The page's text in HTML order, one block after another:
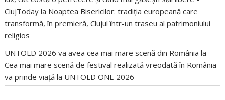
ClujToday la Noaptea Bisericilor: tradiția europeană care
transformă, în premieră, Clujul într-un traseu al patrimoniului
religios
UNTOLD 2026 va avea cea mai mare scenă din România la
Cea mai mare scenă de festival realizată vreodată în România
va prinde viață la UNTOLD ONE 2026